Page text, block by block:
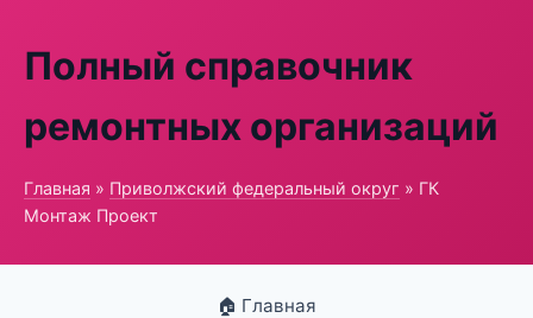
Полный справочник
ремонтных организаций
Главная » Приволжский федеральный округ » ГК
Монтаж Проект
🏠 Главная